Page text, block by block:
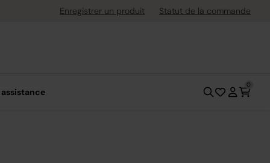
économisez plus*.Profitez-en
Enregistrer un produit Statut de la commande
0